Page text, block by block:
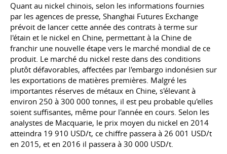
Quant au nickel chinois, selon les informations fournies
par les agences de presse, Shanghai Futures Exchange
prévoit de lancer cette année des contrats à terme sur
l'étain et le nickel en Chine, permettant à la Chine de
franchir une nouvelle étape vers le marché mondial de ce
produit. Le marché du nickel reste dans des conditions
plutôt défavorables, affectées par l'embargo indonésien sur
les exportations de matières premières. Malgré les
importantes réserves de métaux en Chine, s'élevant à
environ 250 à 300 000 tonnes, il est peu probable qu'elles
soient suffisantes, même pour l'année en cours. Selon les
analystes de Macquarie, le prix moyen du nickel en 2014
atteindra 19 910 USD/t, ce chiffre passera à 26 001 USD/t
en 2015, et en 2016 il passera à 30 000 USD/t.